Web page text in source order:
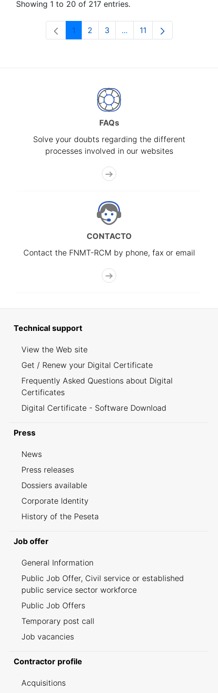
Showing 1 to 20 of 217 entries.
Page
1 Page
2 Page
3 ...Intermediate Pages Use
Page
11
FAQs
Solve your doubts regarding the different
processes involved in our websites
CONTACTO
Contact the FNMT-RCM by phone, fax or email
Technical support
View the Web site
Get / Renew your Digital Certificate
Frequently Asked Questions about Digital
Certificates
Digital Certificate - Software Download
Press
News
Press releases
Dossiers available
Corporate Identity
History of the Peseta
Job offer
General Information
Public Job Offer, Civil service or established
public service sector workforce
Public Job Offers
Temporary post call
Job vacancies
Contractor profile
Acquisitions